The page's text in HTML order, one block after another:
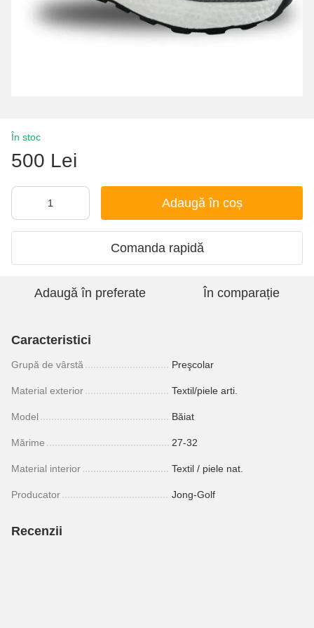
În stoc
500 Lei
Adaugă în coș
Comanda rapidă
Adaugă în preferate În comparație
Caracteristici
Grupă de vârstă Preşcolar
Material exterior Textil/piele arti.
Model Băiat
Mărime 27-32
Material interior Textil / piele nat.
Producator Jong-Golf
Recenzii